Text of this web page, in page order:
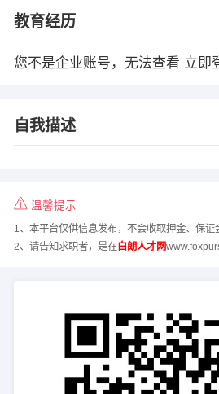
教育经历
您不是企业账号，无法查看 立即
自我描述
温馨提示
1、本平台仅供信息发布，不会收取押金、保证
2、请告知求职者，是在白朗人才网